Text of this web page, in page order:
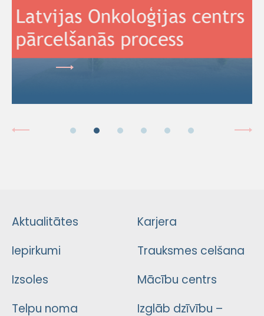
Aktualitātes
Iepirkumi
Izsoles
Telpu noma
Karjera
Trauksmes celšana
Mācību centrs
Izglāb dzīvību –